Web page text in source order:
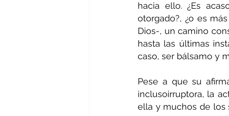
hacia ello. ¿Es
otorgado?, ¿o es
Dios-, un camino
hasta las últimas
caso, ser bálsamo y
Pese a que su
inclusoirruptora, la
ella y muchos de los